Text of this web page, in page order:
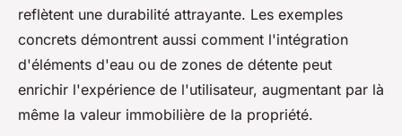
reflètent une durabilité attrayante. Les exemples
concrets démontrent aussi comment l'intégration
d'éléments d'eau ou de zones de détente peut
enrichir l'expérience de l'utilisateur, augmentant par là
même la valeur immobilière de la propriété.